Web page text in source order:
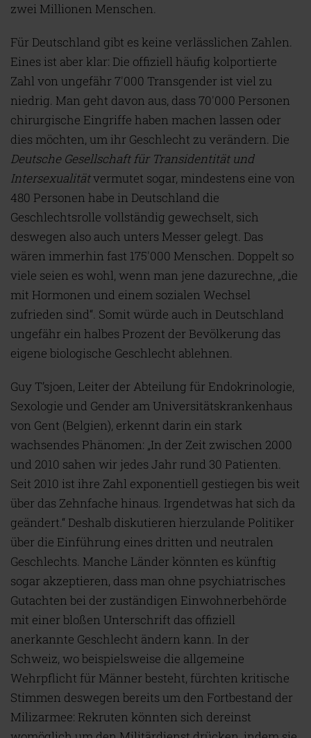
zwei Millionen Menschen.
Für Deutschland gibt es keine verlässlichen Zahlen.
Eines ist aber klar: Die offiziell häufig kolportierte
Zahl von ungefähr 7'000 Transgender ist viel zu
niedrig. Man geht davon aus, dass 70'000 Personen
chirurgische Eingriffe haben machen lassen oder
dies möchten, um ihr Geschlecht zu verändern. Die
Deutsche Gesellschaft für Transidentität und
Intersexualitätvermutet sogar, mindestens eine von
480 Personen habe in Deutschland die
Geschlechtsrolle vollständig gewechselt, sich
deswegen also auch unters Messer gelegt. Das
wären immerhin fast 175'000 Menschen. Doppelt so
viele seien es wohl, wenn man jene dazurechne, „die
mit Hormonen und einem sozialen Wechsel
zufrieden sind“. Somit würde auch in Deutschland
ungefähr ein halbes Prozent der Bevölkerung das
eigene biologische Geschlecht ablehnen.
Guy T’sjoen, Leiter der Abteilung für Endokrinologie,
Sexologie und Gender am Universitätskrankenhaus
von Gent (Belgien), erkennt darin ein stark
wachsendes Phänomen: „In der Zeit zwischen 2000
und 2010 sahen wir jedes Jahr rund 30 Patienten.
Seit 2010 ist ihre Zahl exponentiell gestiegen bis weit
über das Zehnfache hinaus. Irgendetwas hat sich da
geändert.“ Deshalb diskutieren hierzulande Politiker
über die Einführung eines dritten und neutralen
Geschlechts. Manche Länder könnten es künftig
sogar akzeptieren, dass man ohne psychiatrisches
Gutachten bei der zuständigen Einwohnerbehörde
mit einer bloßen Unterschrift das offiziell
anerkannte Geschlecht ändern kann. In der
Schweiz, wo beispielsweise die allgemeine
Wehrpflicht für Männer besteht, fürchten kritische
Stimmen deswegen bereits um den Fortbestand der
Milizarmee: Rekruten könnten sich dereinst